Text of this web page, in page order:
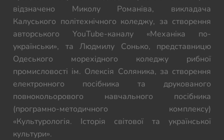
відзначено Миколу Романіва, викладача
Калуського політехнічного коледжу, за створення
авторського YouTube-каналу «Механіка по-
українськи», та Людмилу Сонько, представницю
Одеського морехідного коледжу рибної
промисловості ім. Олексія Соляника, за створення
електронного посібника та друкованого
повнокольорового навчального посібника
(програмно-методичного комплексу)
«Культурологія. Історія світової та української
культури».